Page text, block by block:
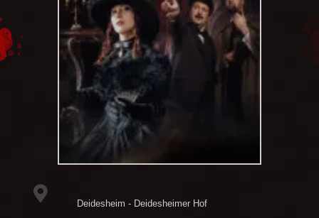
Deidesheim - Deidesheimer Hof